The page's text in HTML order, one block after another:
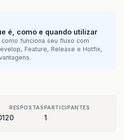
é, como e quando utilizar
funciona seu fluxo com
Feature, Release e Hotfix,
RESPOSTAS
0
PARTICIPANTES
1